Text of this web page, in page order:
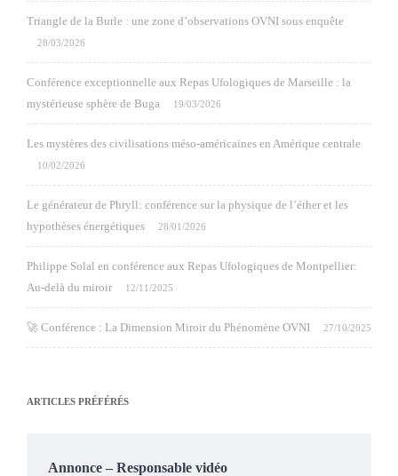
Triangle de la Burle : une zone d’observations OVNI sous enquête
28/03/2026
Conférence exceptionnelle aux Repas Ufologiques de Marseille : la
mystérieuse sphère de Buga
19/03/2026
Les mystères des civilisations méso-américaines en Amérique centrale
10/02/2026
Le générateur de Phryll: conférence sur la physique de l’éther et les
hypothèses énergétiques
28/01/2026
Philippe Solal en conférence aux Repas Ufologiques de Montpellier:
Au-delà du miroir
12/11/2025
🚀 Conférence : La Dimension Miroir du Phénomène OVNI 27/10/2025
ARTICLES PRÉFÉRÉS
Annonce – Responsable vidéo